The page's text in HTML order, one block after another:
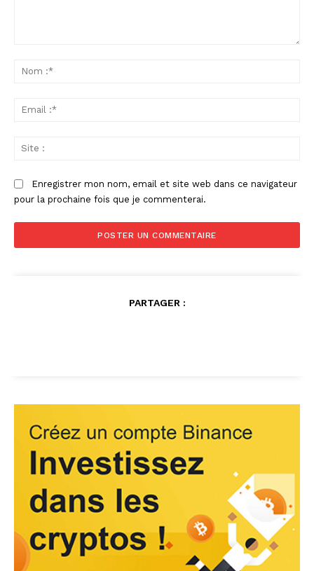
Enregistrer mon nom, email et site web dans ce navigateur
pour la prochaine fois que je commenterai.
PARTAGER :